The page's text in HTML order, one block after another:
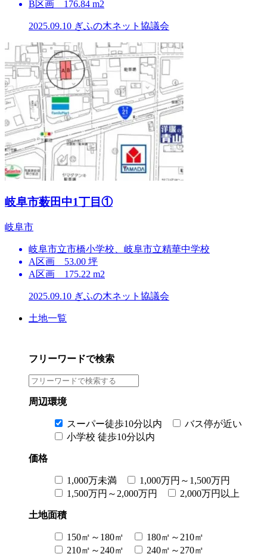
B区画 176.84 m2
2025.09.10 ぎふの木ネット協議会
岐⾩市薮⽥中1丁⽬①
岐⾩市
岐⾩市⽴市橋⼩学校、岐⾩市⽴精華中学校
A区画 53.00 坪
A区画 175.22 m2
2025.09.10 ぎふの木ネット協議会
土地一覧
フリーワードで検索
周辺環境
スーパー徒歩10分以内
バス停が近い
小学校 徒歩10分以内
価格
1,000万未満
1,000万円～1,500万円
1,500万円～2,000万円
2,000万円以上
土地面積
150㎡～180㎡
180㎡～210㎡
210㎡～240㎡
240㎡～270㎡